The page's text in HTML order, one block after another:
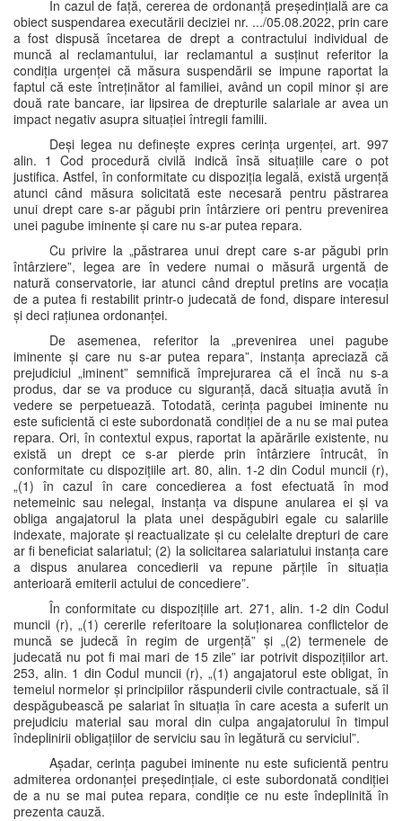
În cazul de față, cererea de ordonanță președințială are ca
obiect suspendarea executării deciziei nr. .../05.08.2022, prin care
a fost dispusă încetarea de drept a contractului individual de
muncă al reclamantului, iar reclamantul a susținut referitor la
condiția urgenței că măsura suspendării se impune raportat la
faptul că este întreținător al familiei, având un copil minor și are
două rate bancare, iar lipsirea de drepturile salariale ar avea un
impact negativ asupra situației întregii familii.
Deși legea nu definește expres cerința urgenței, art. 997
alin. 1 Cod procedură civilă indică însă situațiile care o pot
justifica. Astfel, în conformitate cu dispoziția legală, există urgență
atunci când măsura solicitată este necesară pentru păstrarea
unui drept care s-ar păgubi prin întârziere ori pentru prevenirea
unei pagube iminente și care nu s-ar putea repara.
Cu privire la „păstrarea unui drept care s-ar păgubi prin
întârziere”, legea are în vedere numai o măsură urgentă de
natură conservatorie, iar atunci când dreptul pretins are vocația
de a putea fi restabilit printr-o judecată de fond, dispare interesul
și deci rațiunea ordonanței.
De asemenea, referitor la „prevenirea unei pagube
iminente și care nu s-ar putea repara”, instanța apreciază că
prejudiciul „iminent” semnifică împrejurarea că el încă nu s-a
produs, dar se va produce cu siguranță, dacă situația avută în
vedere se perpetuează. Totodată, cerința pagubei iminente nu
este suficientă ci este subordonată condiției de a nu se mai putea
repara. Ori, în contextul expus, raportat la apărările existente, nu
există un drept ce s-ar pierde prin întârziere întrucât, în
conformitate cu dispozițiile art. 80, alin. 1-2 din Codul muncii (r),
„(1) în cazul în care concedierea a fost efectuată în mod
netemeinic sau nelegal, instanța va dispune anularea ei și va
obliga angajatorul la plata unei despăgubiri egale cu salariile
indexate, majorate și reactualizate și cu celelalte drepturi de care
ar fi beneficiat salariatul; (2) la solicitarea salariatului instanța care
a dispus anularea concedierii va repune părțile în situația
anterioară emiterii actului de concediere”.
În conformitate cu dispozițiile art. 271, alin. 1-2 din Codul
muncii (r), „(1) cererile referitoare la soluționarea conflictelor de
muncă se judecă în regim de urgență” și „(2) termenele de
judecată nu pot fi mai mari de 15 zile” iar potrivit dispozițiilor art.
253, alin. 1 din Codul muncii (r), „(1) angajatorul este obligat, în
temeiul normelor și principiilor răspunderii civile contractuale, să îl
despăgubească pe salariat în situația în care acesta a suferit un
prejudiciu material sau moral din culpa angajatorului în timpul
îndeplinirii obligațiilor de serviciu sau în legătură cu serviciul”.
Așadar, cerința pagubei iminente nu este suficientă pentru
admiterea ordonanței președințiale, ci este subordonată condiției
de a nu se mai putea repara, condiție ce nu este îndeplinită în
prezenta cauză.